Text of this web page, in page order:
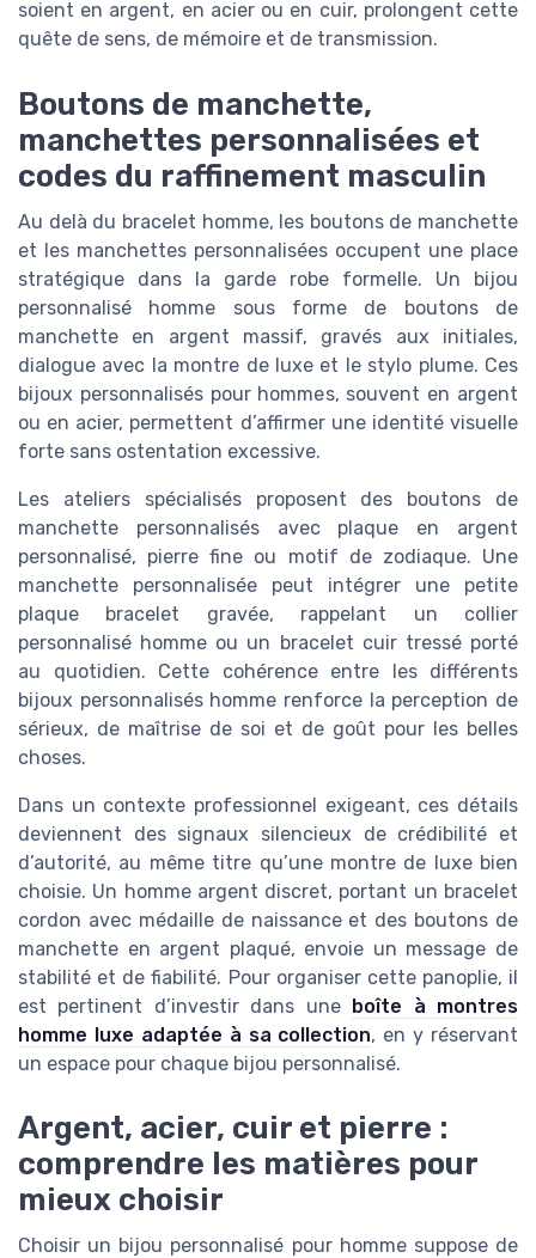
soient en argent, en acier ou en cuir, prolongent cette
quête de sens, de mémoire et de transmission.
Boutons de manchette,
manchettes personnalisées et
codes du raffinement masculin
Au delà du bracelet homme, les boutons de manchette
et les manchettes personnalisées occupent une place
stratégique dans la garde robe formelle. Un bijou
personnalisé homme sous forme de boutons de
manchette en argent massif, gravés aux initiales,
dialogue avec la montre de luxe et le stylo plume. Ces
bijoux personnalisés pour hommes, souvent en argent
ou en acier, permettent d’affirmer une identité visuelle
forte sans ostentation excessive.
Les ateliers spécialisés proposent des boutons de
manchette personnalisés avec plaque en argent
personnalisé, pierre fine ou motif de zodiaque. Une
manchette personnalisée peut intégrer une petite
plaque bracelet gravée, rappelant un collier
personnalisé homme ou un bracelet cuir tressé porté
au quotidien. Cette cohérence entre les différents
bijoux personnalisés homme renforce la perception de
sérieux, de maîtrise de soi et de goût pour les belles
choses.
Dans un contexte professionnel exigeant, ces détails
deviennent des signaux silencieux de crédibilité et
d’autorité, au même titre qu’une montre de luxe bien
choisie. Un homme argent discret, portant un bracelet
cordon avec médaille de naissance et des boutons de
manchette en argent plaqué, envoie un message de
stabilité et de fiabilité. Pour organiser cette panoplie, il
est pertinent d’investir dans une boîte à montres
homme luxe adaptée à sa collection, en y réservant
un espace pour chaque bijou personnalisé.
Argent, acier, cuir et pierre :
comprendre les matières pour
mieux choisir
Choisir un bijou personnalisé pour homme suppose de